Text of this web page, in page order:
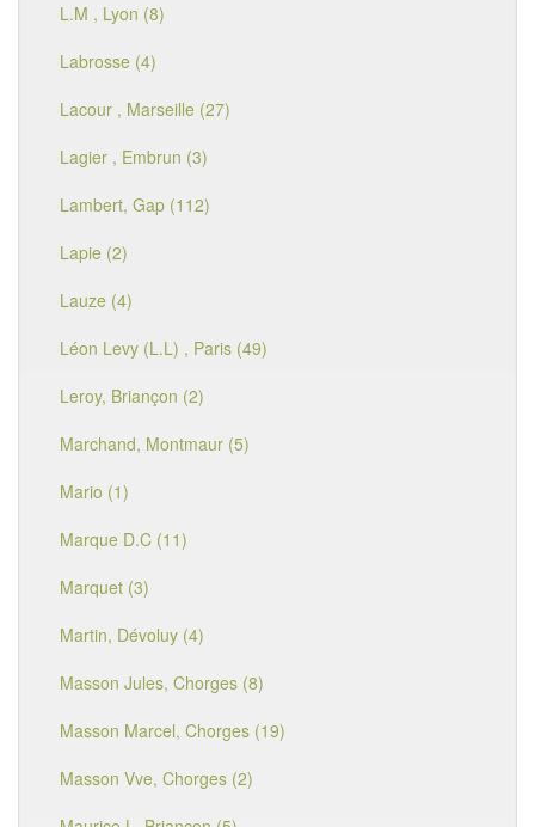
L.M , Lyon (8)
Labrosse (4)
Lacour , Marseille (27)
Lagier , Embrun (3)
Lambert, Gap (112)
Lapie (2)
Lauze (4)
Léon Levy (L.L) , Paris (49)
Leroy, Briançon (2)
Marchand, Montmaur (5)
Mario (1)
Marque D.C (11)
Marquet (3)
Martin, Dévoluy (4)
Masson Jules, Chorges (8)
Masson Marcel, Chorges (19)
Masson Vve, Chorges (2)